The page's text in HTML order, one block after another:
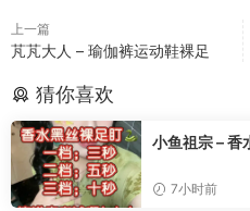
上一篇
芃芃大人 – 瑜伽裤运动鞋裸足
猜你喜欢
小鱼祖宗 – 香
7小时前